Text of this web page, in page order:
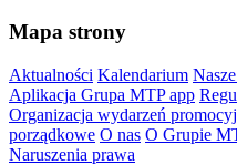
Mapa strony
Aktualności Kalendarium
Aplikacja Grupa MTP app
Organizacja wydarzeń
porządkowe O nas O Grupie
Naruszenia prawa